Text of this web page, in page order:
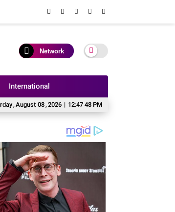
Network
International
,August 08,2026 | 12:47 49 PM
BPN Bogor I Terbitkan Perpanjangan HGB PT BSS di